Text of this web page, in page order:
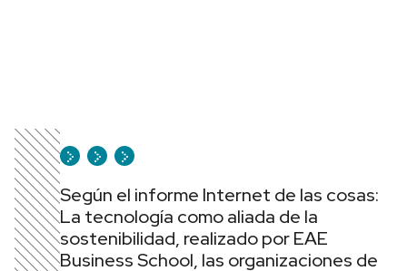
Según el informe Internet de las cosas:
La tecnología como aliada de la
sostenibilidad, realizado por EAE
Business School, las organizaciones de